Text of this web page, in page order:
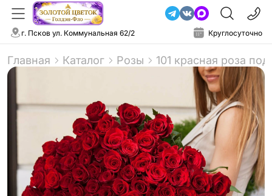
г. Псков ул. Коммунальная 62/2 Круглосуточно
Главная Каталог Розы 101 красная роза под